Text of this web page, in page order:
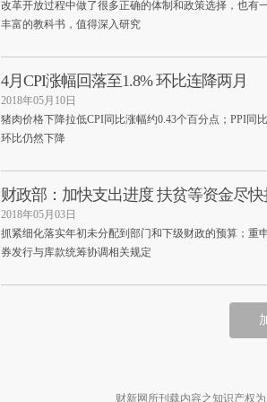
改革开放过程中做了很多正确的体制和政策选择，也有
丰富的教科书，值得深入研究
4月CPI涨幅回落至1.8% 环比连降两月
2018年05月10日
猪肉价格下降拉低CPI同比涨幅约0.43个百分点；PPI同
环比仍然下降
财政部：加快支出进度 扶贫等资金尽
2018年05月03日
抓紧细化落实年初未分配到部门和下级财政的预算；重
券发行与库款统筹协调相关规定
财新网所刊载内容之知识产权